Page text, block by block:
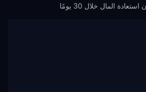
المال خلال 30 يومًا